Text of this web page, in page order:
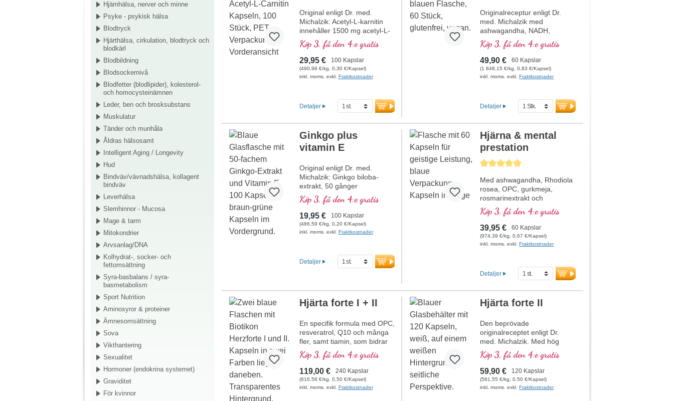
Hjärnhälsa, nerver och minne
Psyke - psykisk hälsa
Blodtryck
Hjärthälsa, cirkulation, blodtryck och
blodkärl
Blodbildning
Blodsockernivå
Blodfetter (blodlipider), kolesterol-
och homocysteinämnen
Leder, ben och brosksubstans
Muskulatur
Tänder och munhåla
Åldras hälsosamt
Intelligent Aging / Longevity
Hud
Bindväv/vävnadshälsa, kollagent
bindväv
Leverhälsa
Slemhinnor - Mucosa
Mage & tarm
Mitokondrier
Arvsanlag/DNA
Kolhydrat-, socker- och
fettomsättning
Syra-basbalans / syra-
basmetabolism
Sport Nutrition
Aminosyror & proteiner
Ämnesomsättning
Sova
Vikthantering
Sexualitet
Hormoner (endokrina systemet)
Graviditet
För kvinnor
Original enligt Dr. med.
Michalzik: Acetyl-L-karnitin
innehåller 1500 mg acetyl-L-
karnitin per dagsdos (3
kapslar). Detta högkvalitativa
kosttillskott är fritt från
tillsatser och tillverkas i
Tyskland. Förseglingen är
acetyl-L-karnitin
Köp 3, få den 4:e gratis
29,95 € 100 Kapslar
(490,98 €/kg, 0,30 €/Kapsel)
inkl. moms. exkl. Fraktkostnader
Detaljer
Originalreceptur enligt Dr.
med. Michalzik med
ashwagandha, NADH,
glutation, Q10 och vitamin
B12, vilket bidrar till att
minska trötthet och
utmattning. 20 års
produktionserfarenhet i
Veganska kapselhöljen fria
från karragenan och PEG
för din säkerhet. Användning
av högkvalitativa
premiumextrakt.
Köp 3, få den 4:e gratis
49,90 € 60 Kapslar
(1 848,15 €/kg, 0,83 €/Kapsel)
inkl. moms. exkl.Fraktkostnader
Detaljer
Ginkgo plus
vitamin E
Original enligt Dr. med.
Michalzik: Ginkgo biloba-
extrakt, 50 gånger
koncentrerat, med naturligt
vitamin E, acetyl-L-karnitin
och açaí-extrakt. Detta
högkvalitativa kosttillskott är
fritt från tillsatser och
mer information om
Ginkgo plus vitamin E
Köp 3, få den 4:e gratis
19,95 € 100 Kapslar
(486,59 €/kg, 0,20 €/Kapsel)
inkl. moms. exkl. Fraktkostnader
Detaljer
Genomsnittligt betyg på 5 av 5 stjärnor
Hjärna & mental
prestation
Med ashwagandha, Rhodiola
rosea, OPC, gurkmeja,
rosmarinextrakt och
pantotensyra, som bidrar till
normal mental
prestationsförmåga och deltar
i syntesen och omsättningen
av vissa neurotransmittorer.
Köp 3, få den 4:e gratis
39,95 € 60 Kapslar
(974,39 €/kg, 0,67 €/Kapsel)
inkl. moms. exkl.Fraktkostnader
Detaljer
Hjärta forte I + II
En specifik formula med OPC,
resveratrol, Q10 och många
fler, samt tiamin, som bidrar
till normal hjärtfunktion.
(Formel 1 och Formel 2)
Köp 3, få den 4:e gratis
119,00 € 240 Kapslar
(616,58 €/kg, 0,50 €/Kapsel)
inkl. moms. exkl. Fraktkostnader
Hjärta forte II
Den beprövade
originalreceptet enligt Dr.
med. Michalzik. Med hög
koncentration av viktiga
växtbaserade makro- och
mikronäringsämnen. Med
värdefullt glutation,
högbiotillgängligt acetyl-L-
Köp 3, få den 4:e gratis
59,90 € 120 Kapslar
(581,55 €/kg, 0,50 €/Kapsel)
inkl. moms. exkl.Fraktkostnader